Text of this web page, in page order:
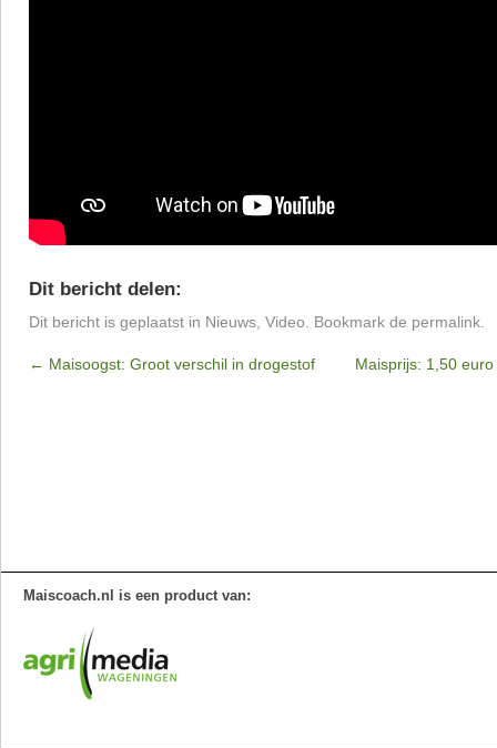
Dit bericht delen:
Dit bericht is geplaatst in Nieuws Video . Bookmark de permalink
← Maisoogst: Groot verschil in drogestof Maisprijs: 1,50
Maiscoach.nl is een product van: